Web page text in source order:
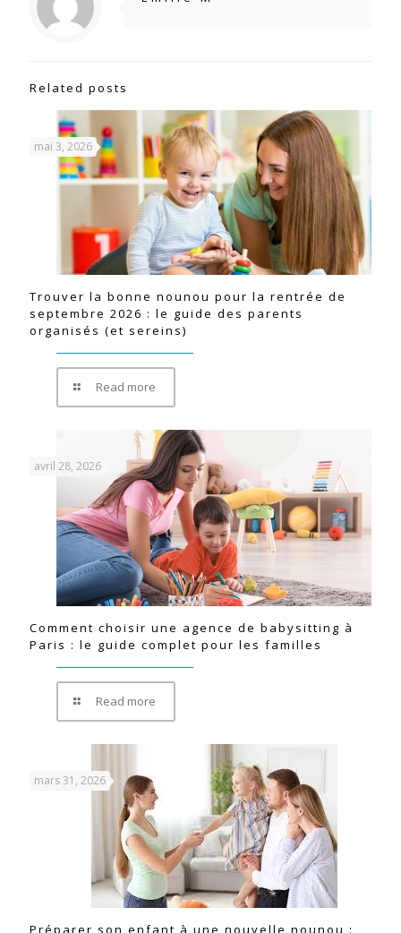
Related posts
mai 3, 2026
Trouver la bonne nounou pour la rentrée de
septembre 2026 : le guide des parents
organisés (et sereins)
Read more
avril 28, 2026
Comment choisir une agence de babysitting à
Paris : le guide complet pour les familles
Read more
mars 31, 2026